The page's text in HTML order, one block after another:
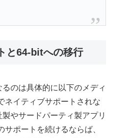
と64-bitへの移行
のは具体的に以下のメディ
ネイティブサポートされな
やサードパーティ製アプリ
ポートを続けるならば、